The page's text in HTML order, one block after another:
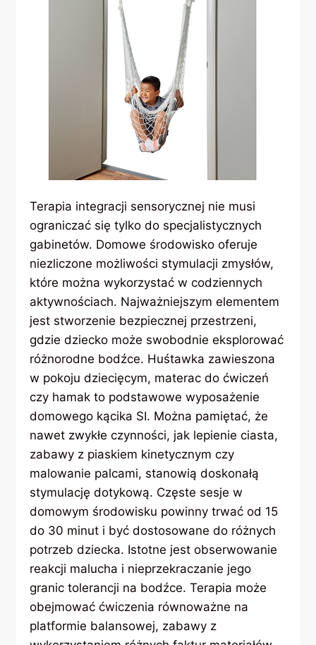
Terapia integracji sensorycznej nie musi
ograniczać się tylko do specjalistycznych
gabinetów. Domowe środowisko oferuje
niezliczone możliwości stymulacji zmysłów,
które można wykorzystać w codziennych
aktywnościach. Najważniejszym elementem
jest stworzenie bezpiecznej przestrzeni,
gdzie dziecko może swobodnie eksplorować
różnorodne bodźce. Huśtawka zawieszona
w pokoju dziecięcym, materac do ćwiczeń
czy hamak to podstawowe wyposażenie
domowego kącika SI. Można pamiętać, że
nawet zwykłe czynności, jak lepienie ciasta,
zabawy z piaskiem kinetycznym czy
malowanie palcami, stanowią doskonałą
stymulację dotykową. Częste sesje w
domowym środowisku powinny trwać od 15
do 30 minut i być dostosowane do różnych
potrzeb dziecka. Istotne jest obserwowanie
reakcji malucha i nieprzekraczanie jego
granic tolerancji na bodźce. Terapia może
obejmować ćwiczenia równoważne na
platformie balansowej, zabawy z